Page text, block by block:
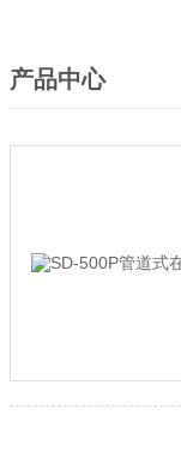
产品中心